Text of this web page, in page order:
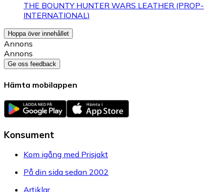
THE BOUNTY HUNTER WARS LEATHER (PROP-
INTERNATIONAL)
Hoppa över innehållet
Annons
Annons
Ge oss feedback
Hämta mobilappen
Konsument
Kom igång med Prisjakt
På din sida sedan 2002
Artiklar